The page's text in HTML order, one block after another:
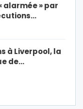
alarmée » par
à Liverpool, la
de…